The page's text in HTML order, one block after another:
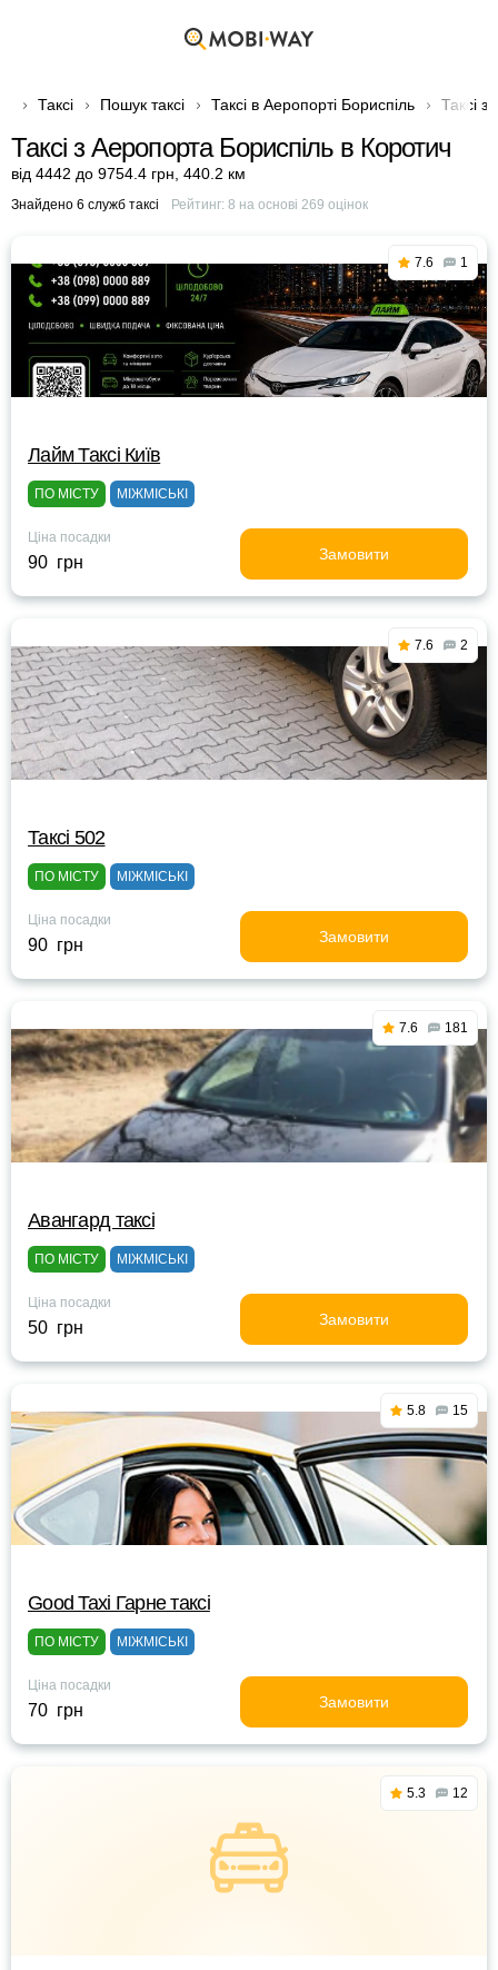
Таксі Пошук таксі Таксі в Аеропорті Бориспіль Таксі
Таксі з Аеропорта Бориспіль в Коротич
від 4442 до 9754.4 грн 440.2 км
Знайдено 6 служб таксі Рейтинг: 8 на основі 269 оцінок
7.6 1
Лайм Таксі Київ
ПО МІСТУ МІЖМІСЬКІ
Ціна посадки
90 грн Замовити
7.6 2
Таксі 502
ПО МІСТУ МІЖМІСЬКІ
Ціна посадки
90 грн Замовити
7.6 181
Авангард таксі
ПО МІСТУ МІЖМІСЬКІ
Ціна посадки
50 грн Замовити
5.8 15
Good Taxi Гарне таксi
ПО МІСТУ МІЖМІСЬКІ
Ціна посадки
70 грн Замовити
5.3 12